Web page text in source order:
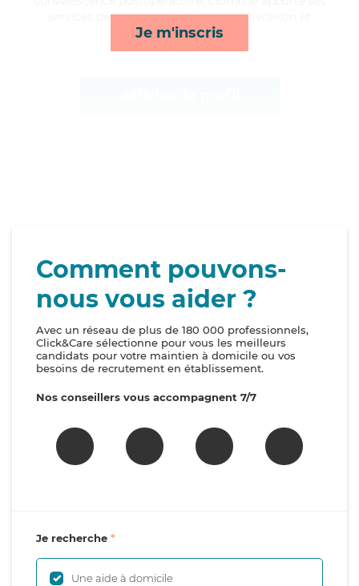
Je m'inscris
services de repas, mobilité, courses/livraison et
toilette/habillage*
Comment pouvons-
nous vous aider ?
Avec un réseau de plus de 180 000 professionnels,
Click&Care sélectionne pour vous les meilleurs
candidats pour votre maintien à domicile ou vos
besoins de recrutement en établissement.
Nos conseillers vous accompagnent 7/7
Je recherche
Une aide à domicile